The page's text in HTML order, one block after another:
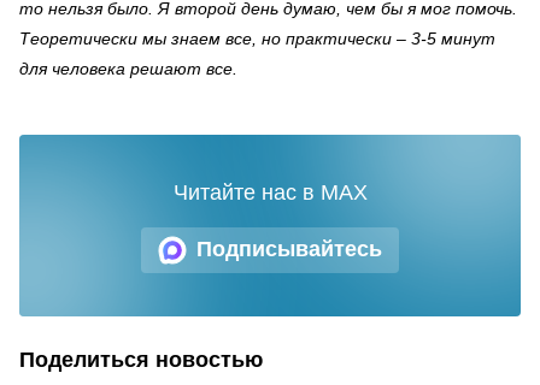
то нельзя было. Я второй день думаю, чем бы я мог помочь.
Теоретически мы знаем все, но практически – 3-5 минут
для человека решают все.
Подписывайтесь
Читайте нас в MAX
Поделиться новостью